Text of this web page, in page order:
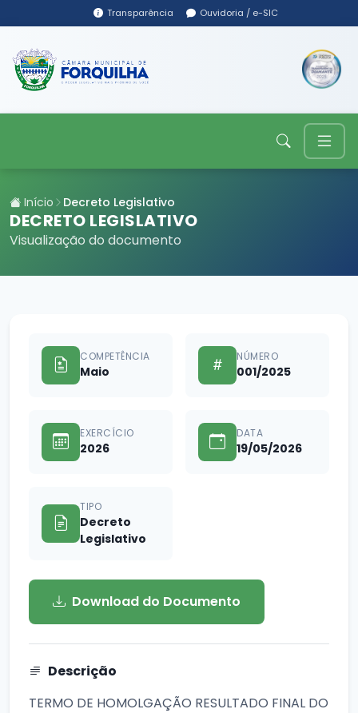
Transparência Ouvidoria / e-SIC
Início Decreto Legislativo
DECRETO LEGISLATIVO
Visualização do documento
COMPETÊNCIA
Maio
NÚMERO
001/2025
EXERCÍCIO
2026
DATA
19/05/2026
TIPO
Decreto
Legislativo
Download do Documento
Descrição
TERMO DE HOMOLGAÇÃO RESULTADO FINAL DO